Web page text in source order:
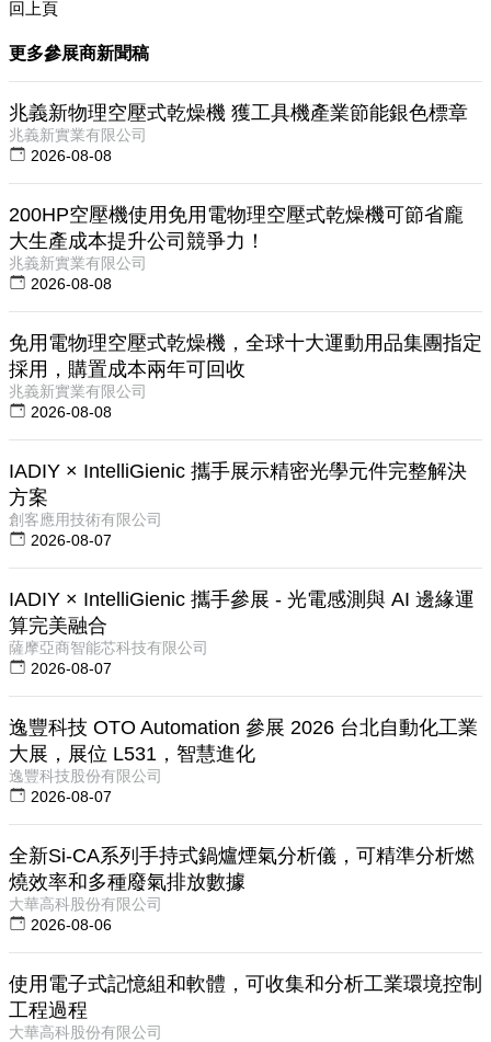
回上頁
更多參展商新聞稿
兆義新物理空壓式乾燥機 獲工具機產業節能銀色標章
兆義新實業有限公司
2026-08-08
200HP空壓機使用免用電物理空壓式乾燥機可節省龐
大生產成本提升公司競爭力！
兆義新實業有限公司
2026-08-08
免用電物理空壓式乾燥機，全球十大運動用品集團指定
採用，購置成本兩年可回收
兆義新實業有限公司
2026-08-08
IADIY × IntelliGienic 攜手展示精密光學元件完整解決
方案
創客應用技術有限公司
2026-08-07
IADIY × IntelliGienic 攜手參展 - 光電感測與 AI 邊緣運
算完美融合
薩摩亞商智能芯科技有限公司
2026-08-07
逸豐科技 OTO Automation 參展 2026 台北自動化工業
大展，展位 L531，智慧進化
逸豐科技股份有限公司
2026-08-07
全新Si-CA系列手持式鍋爐煙氣分析儀，可精準分析燃
燒效率和多種廢氣排放數據
大華高科股份有限公司
2026-08-06
使用電子式記憶組和軟體，可收集和分析工業環境控制
工程過程
大華高科股份有限公司